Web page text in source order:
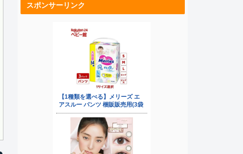
スポンサーリンク